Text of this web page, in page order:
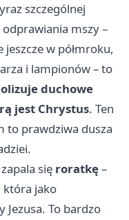
szczególnej
mszy –
jeszcze w półmroku,
i lampionów – to
duchowe
jest Chrystus. Ten
to prawdziwa dusza
się roratkę–
która jako
Jezusa. To bardzo